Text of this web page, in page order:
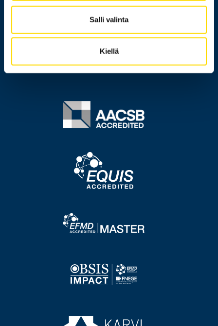
Salli valinta
Kiellä
Tietoa sivustosta
Tietosuoja
Saavutettavuusseloste
Image
Image
Image
Image
Image